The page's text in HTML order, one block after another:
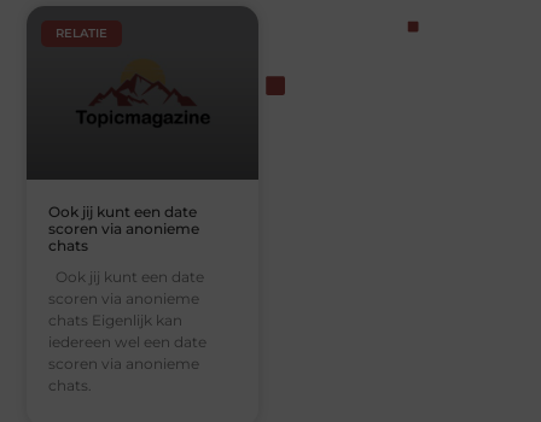
RELATIE
Ook jij kunt een date
scoren via anonieme
chats
Ook jij kunt een date
scoren via anonieme
chats Eigenlijk kan
iedereen wel een date
scoren via anonieme
chats.